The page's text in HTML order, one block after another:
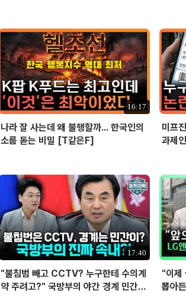
16:17
나라 잘 사는데 왜 불행할까... 한국인의
소름 돋는 비밀 [T같은F]
미프
과제
17:40
"불침범 빼고 CCTV? 누구한테 수의계
약 주려고?" 국방부의 야간 경계 민간
"이제
뽑아